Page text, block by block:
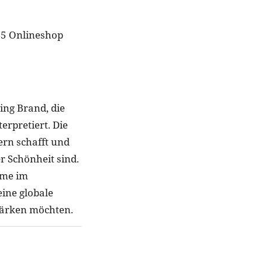
Onlineshop
Brand, die
Die
schafft und
Schönheit sind.
im
globale
möchten.